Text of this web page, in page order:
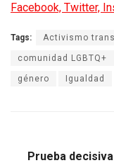
Facebook, Twitter,
Tags: Activismo trans
comunidad LGBTQ+
género Igualdad
Prueba